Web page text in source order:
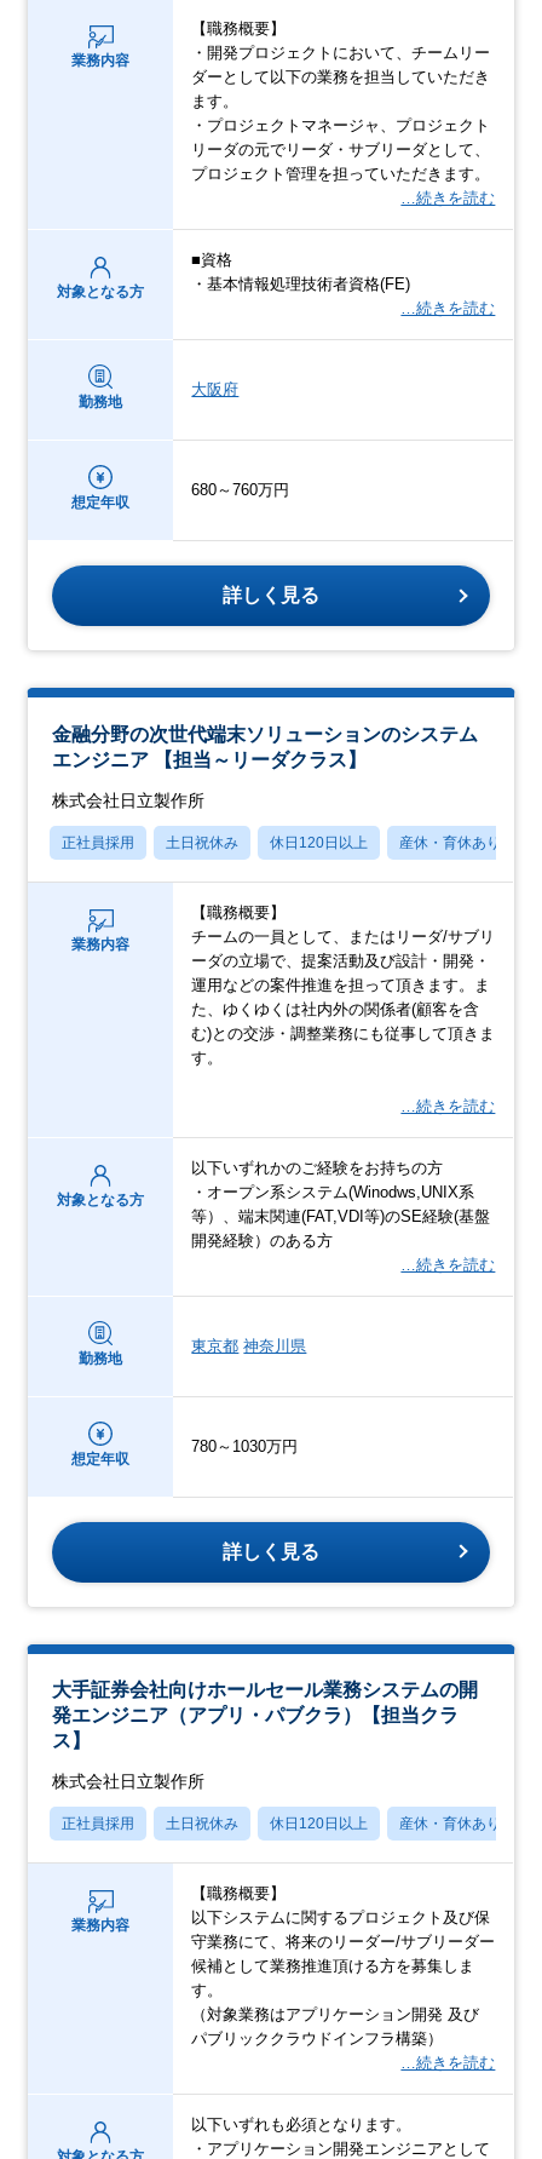
業務内容
【職務概要】
・開発プロジェクトにおいて、チームリー
ダーとして以下の業務を担当していただき
ます。
・プロジェクトマネージャ、プロジェクト
リーダの元でリーダ・サブリーダとして、
プロジェクト管理を担っていただきます。
…続きを読む
対象となる方
■資格
・基本情報処理技術者資格(FE)
…続きを読む
勤務地
大阪府
想定年収
680～760万円
詳しく見る
金融分野の次世代端末ソリューションのシステム
エンジニア 【担当～リーダクラス】
株式会社日立製作所
正社員採用 土日祝休み 休日120日以上 産休・育休あり
業務内容
【職務概要】
チームの一員として、またはリーダ/サブリ
ーダの立場で、提案活動及び設計・開発・
運用などの案件推進を担って頂きます。ま
た、ゆくゆくは社内外の関係者(顧客を含
む)との交渉・調整業務にも従事して頂きま
す。
…続きを読む
対象となる方
以下いずれかのご経験をお持ちの方
・オープン系システム(Winodws,UNIX系
等）、端末関連(FAT,VDI等)のSE経験(基盤
開発経験）のある方
…続きを読む
勤務地
東京都 神奈川県
想定年収
780～1030万円
詳しく見る
大手証券会社向けホールセール業務システムの開
発エンジニア（アプリ・パブクラ）【担当クラ
ス】
株式会社日立製作所
正社員採用 土日祝休み 休日120日以上 産休・育休あり
業務内容
【職務概要】
以下システムに関するプロジェクト及び保
守業務にて、将来のリーダー/サブリーダー
候補として業務推進頂ける方を募集しま
す。
（対象業務はアプリケーション開発 及び
パブリッククラウドインフラ構築）
…続きを読む
以下いずれも必須となります。
・アプリケーション開発エンジニアとして